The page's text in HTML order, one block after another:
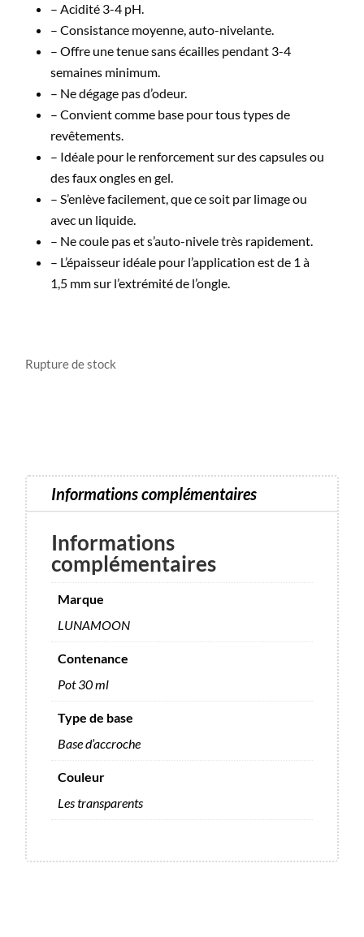
– Acidité 3-4 pH.
– Consistance moyenne, auto-nivelante.
– Offre une tenue sans écailles pendant 3-4
semaines minimum.
– Ne dégage pas d’odeur.
– Convient comme base pour tous types de
revêtements.
– Idéale pour le renforcement sur des capsules ou
des faux ongles en gel.
– S’enlève facilement, que ce soit par limage ou
avec un liquide.
– Ne coule pas et s’auto-nivele très rapidement.
– L’épaisseur idéale pour l’application est de 1 à
1,5 mm sur l’extrémité de l’ongle.
Rupture de stock
Informations complémentaires
Informations
complémentaires
Marque
LUNAMOON
Contenance
Pot 30 ml
Type de base
Base d’accroche
Couleur
Les transparents